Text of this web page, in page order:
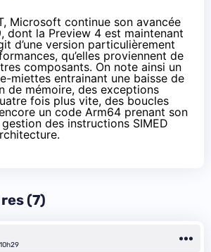
Microsoft continue son avancée
dont la Preview 4 est maintenant
d’une version particulièrement
qu’elles proviennent de
composants. On note ainsi un
miettes entrainant une baisse de
de mémoire, des exceptions
fois plus vite, des boucles
un code Arm64 prenant son
des instructions SIMED
(7)